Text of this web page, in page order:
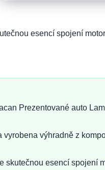
esencí spojení
Prezentované auto
vyrobena výhradně z
skutečnou esencí spojení